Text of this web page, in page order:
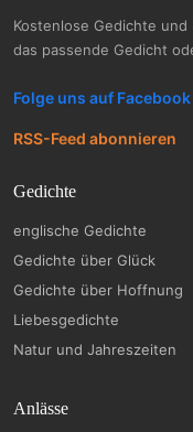
Kostenlose Gedichte
das passende Gedicht
Folge uns auf Facebook
RSS-Feed abonnieren
Gedichte
englische Gedichte
Gedichte über Glück
Gedichte über Hoffnung
Liebesgedichte
Natur und Jahreszeiten
Anlässe